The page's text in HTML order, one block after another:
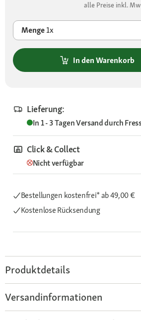
alle Preise inkl.
Menge1x
In den Warenkorb
Lieferung:
In 1 - 3 TagenVersand durch
Click & Collect
Nicht verfügbar
Bestellungen kostenfrei*ab 49,00 €
Kostenlose Rücksendung
Produktdetails
Versandinformationen